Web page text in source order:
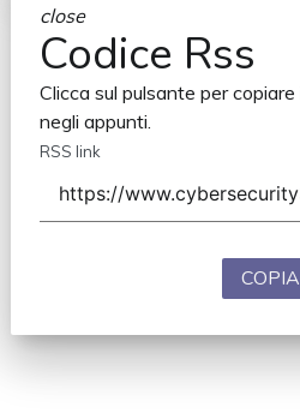
close
Codice Rss
Clicca sul pulsante per copiare
negli appunti.
RSS link